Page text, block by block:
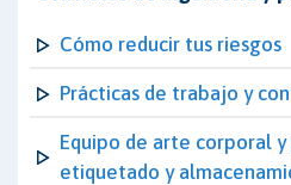
Cómo reducir tus riesgos
Prácticas de trabajo y
Equipo de arte corporal
etiquetado y